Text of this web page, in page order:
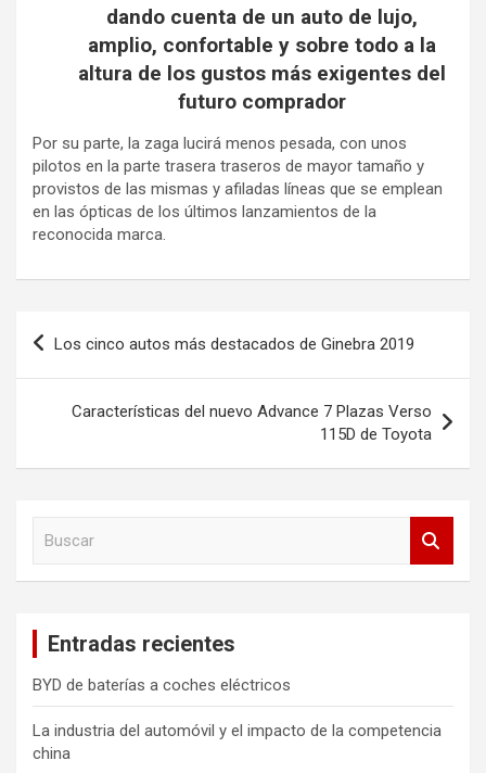
dando cuenta de un auto de lujo,
amplio, confortable y sobre todo a la
altura de los gustos más exigentes del
futuro comprador
Por su parte, la zaga lucirá menos pesada, con unos
pilotos en la parte trasera traseros de mayor tamaño y
provistos de las mismas y afiladas líneas que se emplean
en las ópticas de los últimos lanzamientos de la
reconocida marca.
Navegación
Los cinco autos más destacados de Ginebra 2019
Características del nuevo Advance 7 Plazas Verso
115D de Toyota
Entradas recientes
BYD de baterías a coches eléctricos
La industria del automóvil y el impacto de la competencia
china